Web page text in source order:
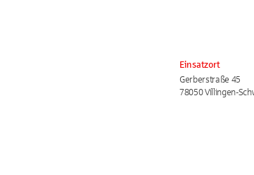
Einsatzort
Gerberstraße 45
78050 Villingen-